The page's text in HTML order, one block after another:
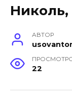
АВТОР
22